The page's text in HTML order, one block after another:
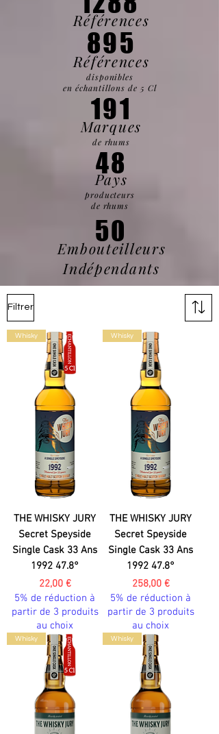
Références
895
Références
disponibles
en échantillons de 5 Cl
191
Marques
de rhums
48
Pays
producteurs
de rhums
Embouteilleurs
Indépendants
50
Filtrer
Whisky
THE WHISKY JURY
Secret Speyside
Single Cask 33 Ans
1992 47.8°
Prix
22,00 €
5% de réduction à
partir de 3 produits
au choix
Whisky
THE WHISKY JURY
Secret Speyside
Single Cask 33 Ans
1992 47.8°
Prix
258,00 €
5% de réduction à
partir de 3 produits
au choix
Whisky Whisky